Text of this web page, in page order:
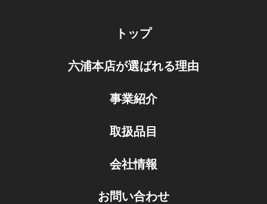
トップ
六浦本店が選ばれる理由
事業紹介
取扱品目
会社情報
お問い合わせ